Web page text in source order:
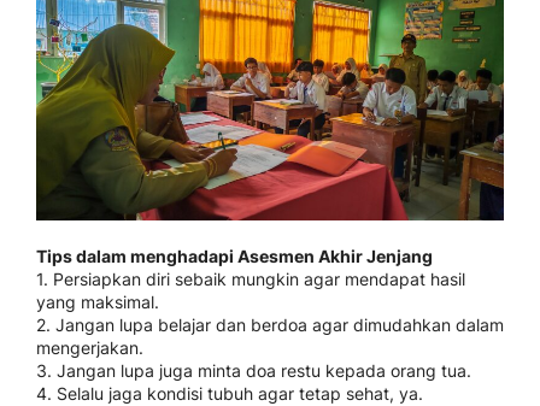
Tips dalam menghadapi Asesmen Akhir Jenjang
1. Persiapkan diri sebaik mungkin agar mendapat hasil
yang maksimal.
2. Jangan lupa belajar dan berdoa agar dimudahkan dalam
mengerjakan.
3. Jangan lupa juga minta doa restu kepada orang tua.
4. Selalu jaga kondisi tubuh agar tetap sehat, ya.